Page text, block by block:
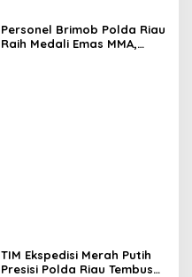
Jalan Tanjung Datuk
Personel Brimob Polda Riau
Raih Medali Emas MMA,
TIM Ekspedisi Merah Putih
Presisi Polda Riau Tembus